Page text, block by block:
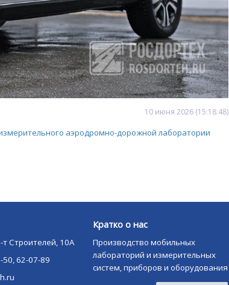
10 июня 2026 (15:18:48)
аэродромно-дорожной лаборатории
т Строителей, 10А
50, 62-07-89
Кратко о нас
Производство мобильных
лабораторий и измерительных
систем, приборов и оборудования